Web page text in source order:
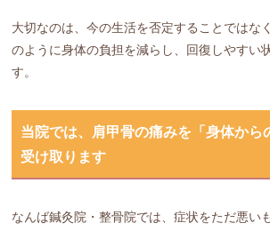
大切なのは、今の生活を否定することではな
のように身体の負担を減らし、回復しやすい
す。
当院では、肩甲骨の痛みを「身体から
受け取ります
なんば鍼灸院・整骨院では、症状をただ悪い